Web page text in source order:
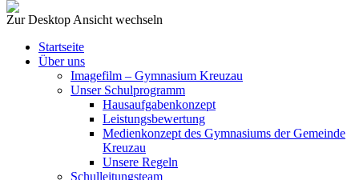
Zur Desktop Ansicht wechseln
Startseite
Über uns
Imagefilm – Gymnasium Kreuzau
Unser Schulprogramm
Hausaufgabenkonzept
Leistungsbewertung
Medienkonzept des Gymnasiums der Gemeinde
Kreuzau
Unsere Regeln
Schulleitungsteam